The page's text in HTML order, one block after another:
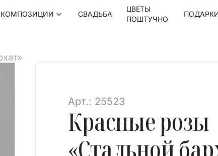
КОМПОЗИЦИИ СВАДЬБА
ЦВЕТЫ
ПОШТУЧНО
Арт.: 25523
Красные розы
«Стальной